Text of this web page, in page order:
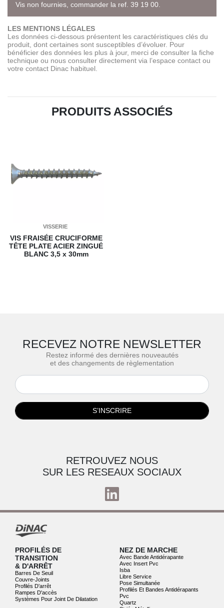
Vis non fournies, commander la ref. 39 19 00.
LES MENTIONS LÉGALES
Les données ci-dessous présentent les caractéristiques clés du
produit, dont certaines sont susceptibles d’évoluer. Pour
bénéficier des données les plus à jour, merci de consulter la fiche
technique ou nous consulter directement via l’espace contact ou
votre contact Dinac habituel.
PRODUITS ASSOCIÉS
VISSERIE
VIS FRAISÉE CRUCIFORME
TÊTE PLATE ACIER ZINGUÉ
BLANC3,5 x 30mm
RECEVEZ NOTRE NEWSLETTER
Restez informé des dernières nouveautés
et des changements de règlementation
S’INSCRIRE
RETROUVEZ NOUS
SUR LES RESEAUX SOCIAUX
PROFILÉS DE
TRANSITION
& D'ARRÊT
Barres De Seuil
Couvre-Joints
Profilés D'arrêt
Rampes D'accès
Systèmes Pour Joint De Dilatation
NEZ DE MARCHE
Avec Bande Antidérapante
Avec Insert Pvc
Isba
Libre Service
Pose Simultanée
Profilés Et Bandes Antidérapants
Pvc
Quartz